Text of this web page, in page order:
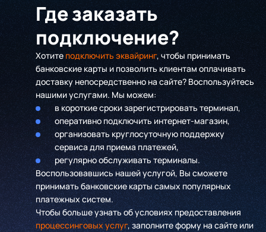
Где заказать
подключение?
Хотите подключить эквайринг, чтобы принимать
банковские карты и позволить клиентам оплачивать
доставку непосредственно на сайте? Воспользуйтесь
нашими услугами. Мы можем:
в короткие сроки зарегистрировать терминал,
оперативно подключить интернет-магазин,
организовать круглосуточную поддержку
сервиса для приема платежей,
регулярно обслуживать терминалы.
Воспользовавшись нашей услугой, Вы сможете
принимать банковские карты самых популярных
платежных систем.
Чтобы больше узнать об условиях предоставления
процессинговых услуг, заполните форму на сайте или